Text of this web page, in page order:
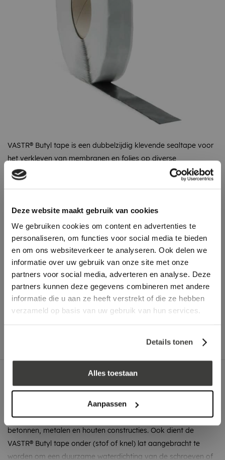
Deze website maakt gebruik van cookies
We gebruiken cookies om content en advertenties te
personaliseren, om functies voor social media te bieden
en om ons websiteverkeer te analyseren. Ook delen we
informatie over uw gebruik van onze site met onze
partners voor social media, adverteren en analyse. Deze
partners kunnen deze gegevens combineren met andere
informatie die u aan ze heeft verstrekt of die ze hebben
verzameld op basis van uw gebruik van hun services.
Details tonen
Alles toestaan
Aanpassen
VASTR® Butyl tape is een dubbelzijdig klevende sealtape voor
het verkleven van membranen en folies op diverse
ondergronden.
In winkelwagen
Advies nodig?
Bel: +31 78-303 1677
Toepassing
VASTR® Butyl tape kan worden toegepast voor het wind,
water en luchtdicht aansluiten van membranen op stenen,
betonnen, metalen en houten constructies. Ook dient de
VASTR® Butyl tape onder (stof of knel) lat aangebracht te
worden om een duurzame waterdichting van de schroeven of